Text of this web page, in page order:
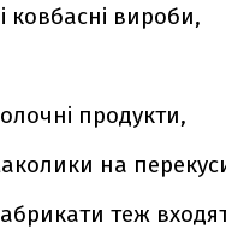
ковбасні вироби,
продукти,
на
теж